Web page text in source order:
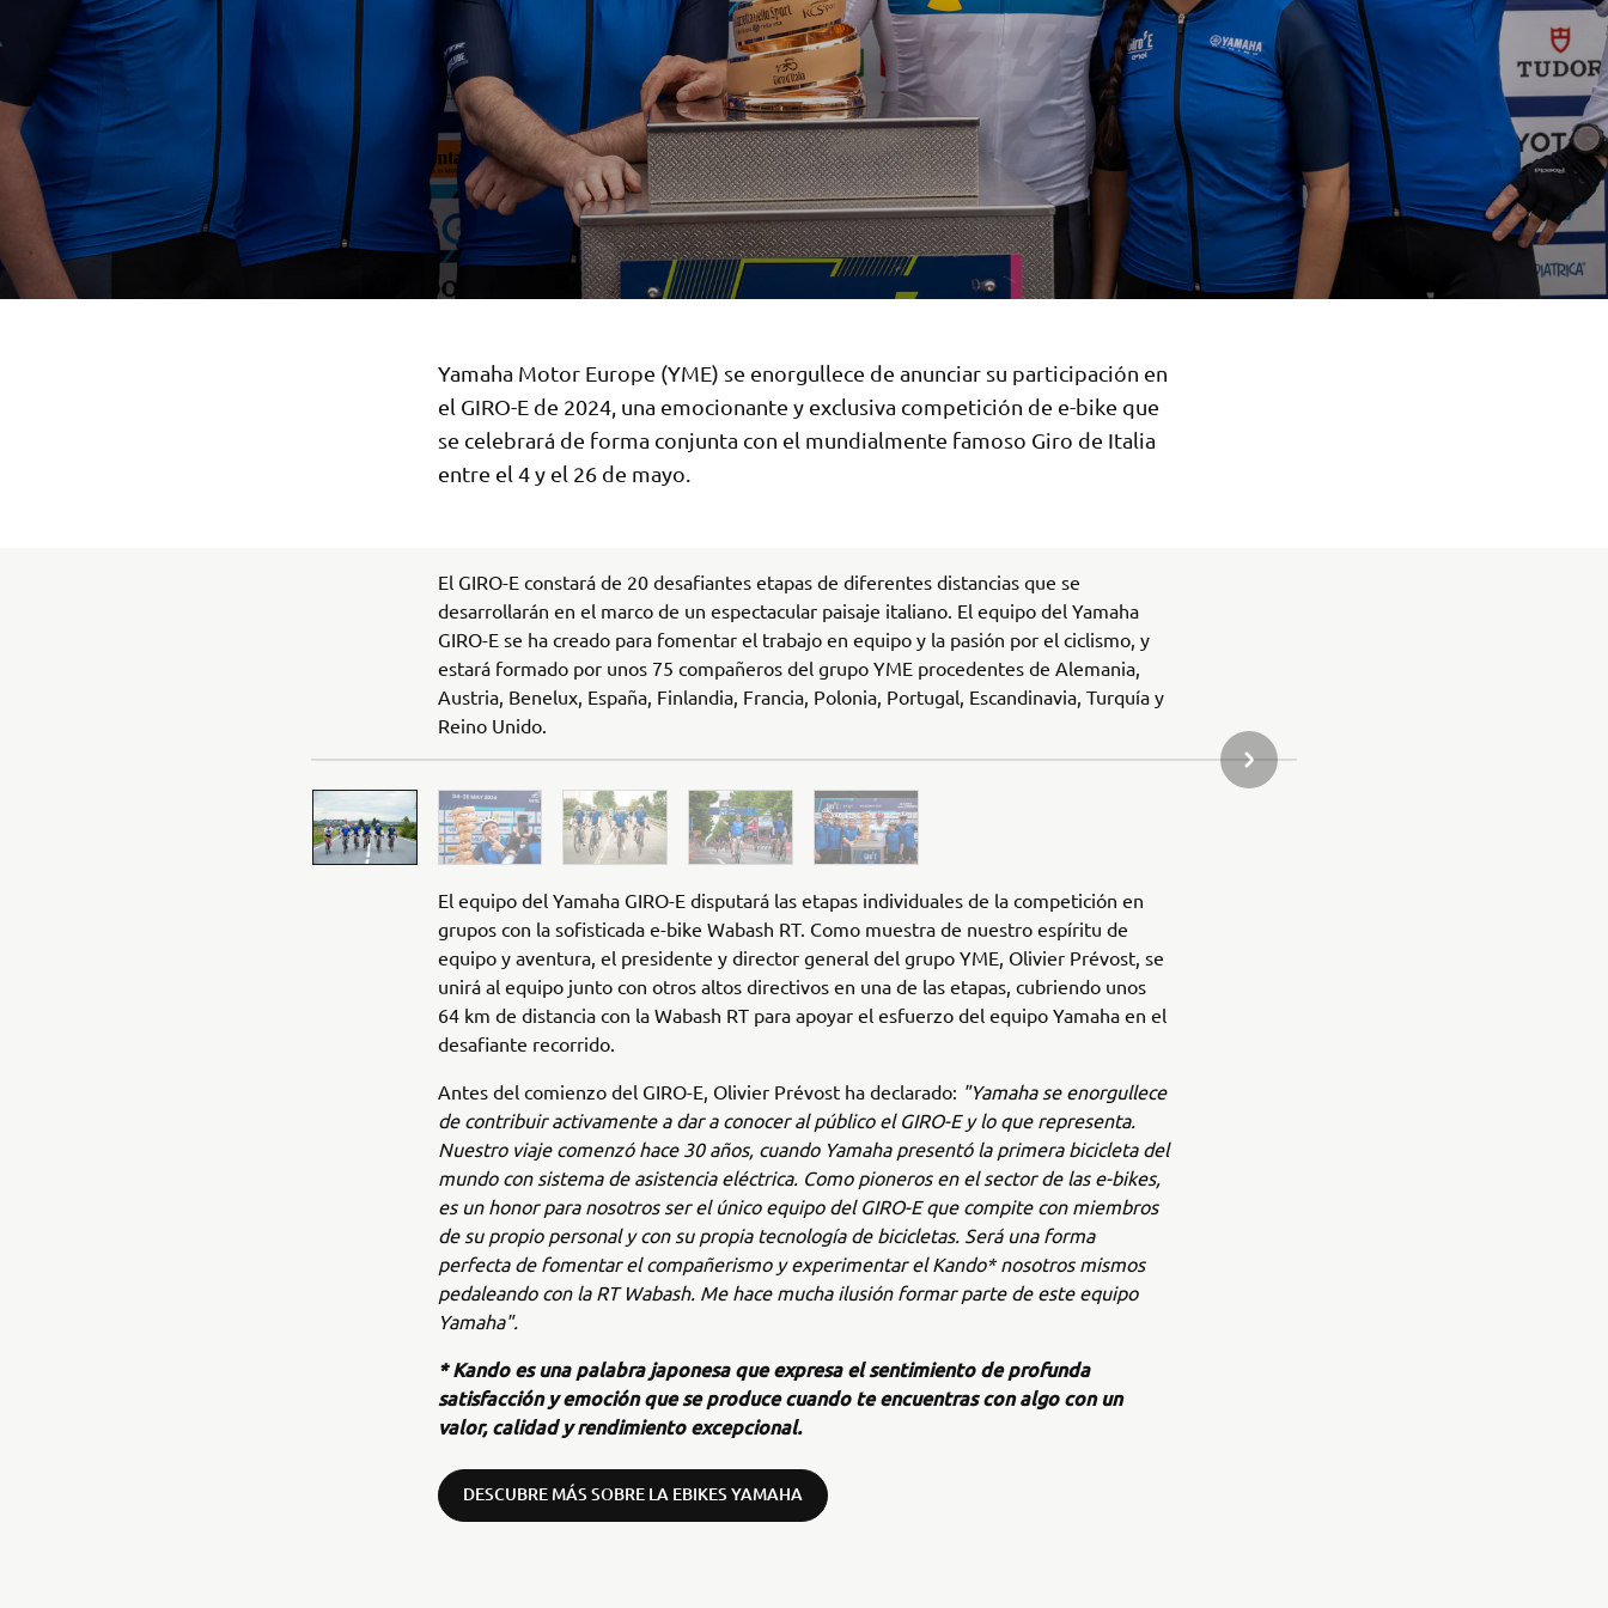
Yamaha Motor Europe (YME) se enorgullece de anunciar su participación en
el GIRO-E de 2024, una emocionante y exclusiva competición de e-bike que
se celebrará de forma conjunta con el mundialmente famoso Giro de Italia
entre el 4 y el 26 de mayo.
El GIRO-E constará de 20 desafiantes etapas de diferentes distancias que se
desarrollarán en el marco de un espectacular paisaje italiano. El equipo del Yamaha
GIRO-E se ha creado para fomentar el trabajo en equipo y la pasión por el ciclismo, y
estará formado por unos 75 compañeros del grupo YME procedentes de Alemania,
Austria, Benelux, España, Finlandia, Francia, Polonia, Portugal, Escandinavia, Turquía y
Reino Unido.
SIGUIENTE ELEMENTO DE LA GALERÍA
El equipo del Yamaha GIRO-E disputará las etapas individuales de la competición en
grupos con la sofisticada e-bike Wabash RT. Como muestra de nuestro espíritu de
equipo y aventura, el presidente y director general del grupo YME, Olivier Prévost, se
unirá al equipo junto con otros altos directivos en una de las etapas, cubriendo unos
64 km de distancia con la Wabash RT para apoyar el esfuerzo del equipo Yamaha en el
desafiante recorrido.
Antes del comienzo del GIRO-E, Olivier Prévost ha declarado: "Yamaha se enorgullece
de contribuir activamente a dar a conocer al público el GIRO-E y lo que representa.
Nuestro viaje comenzó hace 30 años, cuando Yamaha presentó la primera bicicleta del
mundo con sistema de asistencia eléctrica. Como pioneros en el sector de las e-bikes,
es un honor para nosotros ser el único equipo del GIRO-E que compite con miembros
de su propio personal y con su propia tecnología de bicicletas. Será una forma
perfecta de fomentar el compañerismo y experimentar el Kando* nosotros mismos
pedaleando con la RT Wabash. Me hace mucha ilusión formar parte de este equipo
Yamaha".
* Kando es una palabra japonesa que expresa el sentimiento de profunda
satisfacción y emoción que se produce cuando te encuentras con algo con un
valor, calidad y rendimiento excepcional.
DESCUBRE MÁS SOBRE LA EBIKES YAMAHA